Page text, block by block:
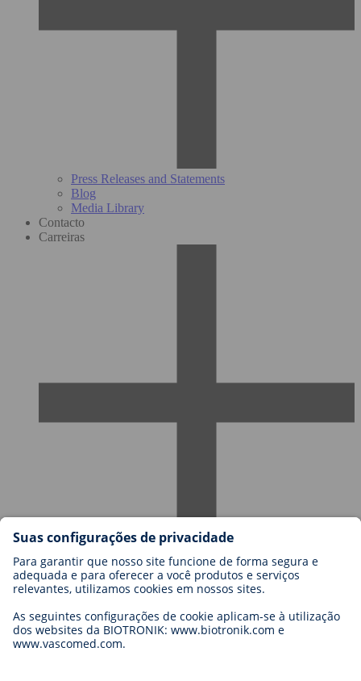
Press Releases and Statements
Blog
Media Library
Contacto
Carreiras
Carreiras na BIOTRONIK
Níveis de carreira
Candidatura
Oportunidades de carreira